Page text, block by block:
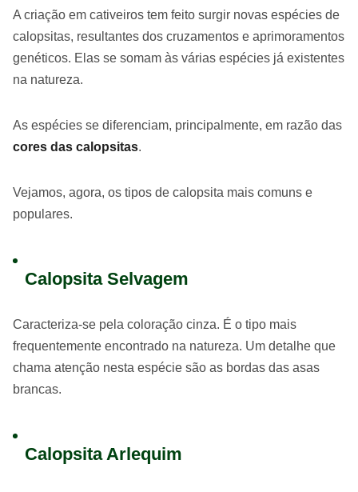
A criação em cativeiros tem feito surgir novas espécies de
calopsitas, resultantes dos cruzamentos e aprimoramentos
genéticos. Elas se somam às várias espécies já existentes
na natureza.
As espécies se diferenciam, principalmente, em razão das
cores das calopsitas.
Vejamos, agora, os tipos de calopsita mais comuns e
populares.
Calopsita Selvagem
Caracteriza-se pela coloração cinza. É o tipo mais
frequentemente encontrado na natureza. Um detalhe que
chama atenção nesta espécie são as bordas das asas
brancas.
Calopsita Arlequim